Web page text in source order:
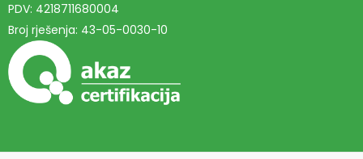
PDV: 4218711680004
Broj rješenja: 43-05-0030-10